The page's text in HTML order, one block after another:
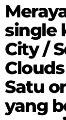
single
City /
Satu
yang